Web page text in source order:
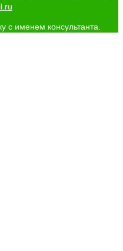
с именем консультанта.